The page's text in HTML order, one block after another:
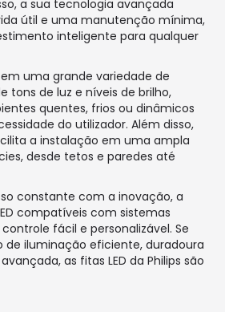
a sua tecnologia avançada
útil e uma manutenção mínima,
inteligente para qualquer
uma grande variedade de
tons de luz e níveis de brilho,
quentes, frios ou dinâmicos
do utilizador. Além disso,
a instalação em uma ampla
desde tetos e paredes até
constante com a inovação, a
compatíveis com sistemas
fácil e personalizável. Se
de iluminação eficiente, duradoura
as fitas LED da Philips são